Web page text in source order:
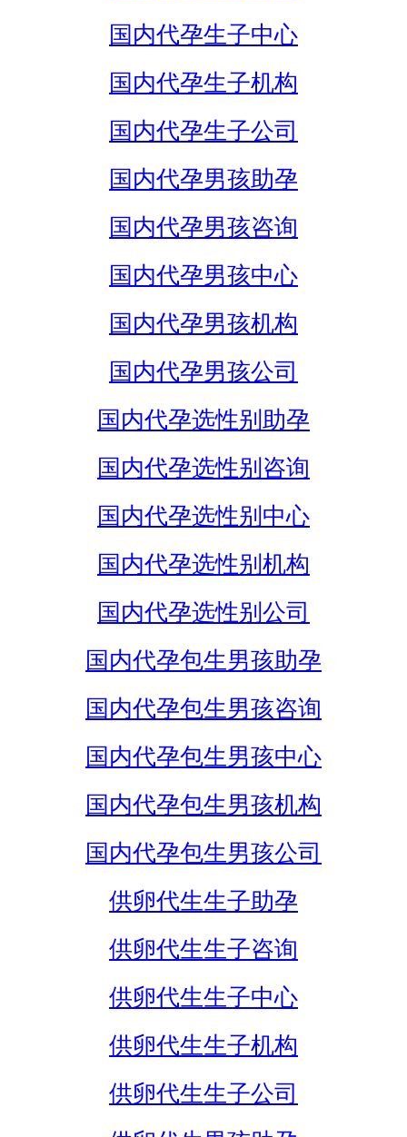
国内代孕生子中心
国内代孕生子机构
国内代孕生子公司
国内代孕男孩助孕
国内代孕男孩咨询
国内代孕男孩中心
国内代孕男孩机构
国内代孕男孩公司
国内代孕选性别助孕
国内代孕选性别咨询
国内代孕选性别中心
国内代孕选性别机构
国内代孕选性别公司
国内代孕包生男孩助孕
国内代孕包生男孩咨询
国内代孕包生男孩中心
国内代孕包生男孩机构
国内代孕包生男孩公司
供卵代生生子助孕
供卵代生生子咨询
供卵代生生子中心
供卵代生生子机构
供卵代生生子公司